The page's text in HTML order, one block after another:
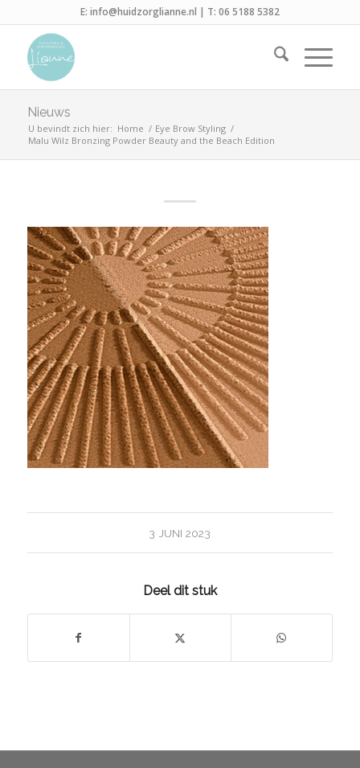
E: info@huidzorglianne.nl | T: 06 5188 5382
Nieuws
U bevindt zich hier: Home / Eye Brow Styling /
Malu Wilz Bronzing Powder Beauty and the Beach Edition
3 JUNI 2023
Deel dit stuk